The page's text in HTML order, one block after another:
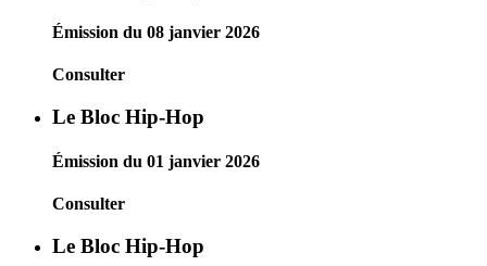
Émission du 08 janvier 2026
Consulter
Le Bloc Hip-Hop
Émission du 01 janvier 2026
Consulter
Le Bloc Hip-Hop